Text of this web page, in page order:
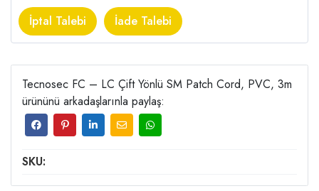
İptal Talebi
İade Talebi
Tecnosec FC – LC Çift Yönlü SM Patch Cord, PVC, 3m
ürününü arkadaşlarınla paylaş:
SKU: